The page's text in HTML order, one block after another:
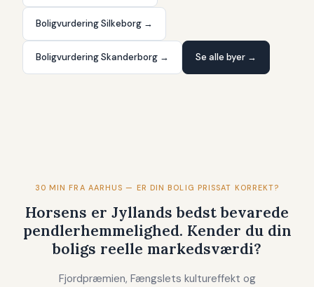
Boligvurdering Silkeborg →
Boligvurdering Skanderborg → Se alle byer →
30 MIN FRA AARHUS — ER DIN BOLIG PRISSAT KORREKT?
Horsens er Jyllands bedst bevarede
pendlerhemmelighed. Kender du din
boligs reelle markedsværdi?
Fjordpræmien, Fængslets kultureffekt og